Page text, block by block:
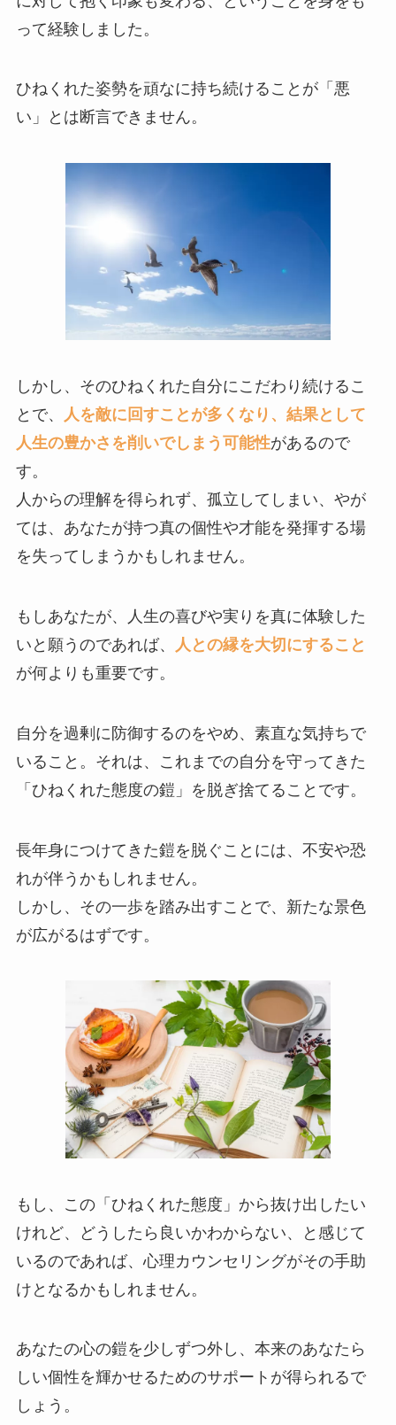
って経験しました。
ひねくれた姿勢を頑なに持ち続けることが「悪
い」とは断言できません。
しかし、そのひねくれた自分にこだわり続けるこ
とで、
人を敵に回すことが多くなり、結果として
人生の豊かさを削いでしまう可能性があるので
す。
人からの理解を得られず、孤立してしまい、やが
ては、あなたが持つ真の個性や才能を発揮する場
を失ってしまうかもしれません。
もしあなたが、人生の喜びや実りを真に体験した
いと願うのであれば、
人との縁を大切にすること
が何よりも重要です。
自分を過剰に防御するのをやめ、素直な気持ちで
いること。それは、これまでの自分を守ってきた
「ひねくれた態度の鎧」を脱ぎ捨てることです。
長年身につけてきた鎧を脱ぐことには、不安や恐
れが伴うかもしれません。
しかし、その一歩を踏み出すことで、新たな景色
が広がるはずです。
もし、この「ひねくれた態度」から抜け出したい
けれど、どうしたら良いかわからない、と感じて
いるのであれば、心理カウンセリングがその手助
けとなるかもしれません。
あなたの心の鎧を少しずつ外し、本来のあなたら
しい個性を輝かせるためのサポートが得られるで
しょう。